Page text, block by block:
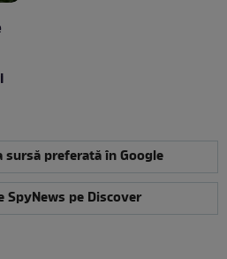
sursă preferată în Google
SpyNews pe Discover